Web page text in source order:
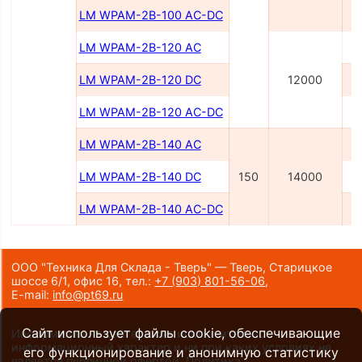
LM WPAM-2B-100 AC-DC
LM WPAM-2B-120 AC
12000
LM WPAM-2B-120 DC
LM WPAM-2B-120 AC-DC
LM WPAM-2B-140 AC
150 14000
LM WPAM-2B-140 DC
LM WPAM-2B-140 AC-DC
ООО "Техника Для Склада - Тверь" — Тверь, Старицкое
шоссе 6/1, офис 16,тел.: +7 (903) 801-56-06,
E-mail: info@pt69.ru
Информация на сайте носит исключительно
информационный характер и ни при каких условиях не
Сайт использует файлы cookie, обеспечивающие
его функционирование и анонимную статистику